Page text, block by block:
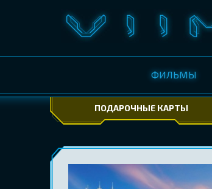
ФИЛЬМЫ
ПОДАРОЧНЫЕ КАРТЫ